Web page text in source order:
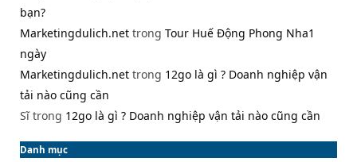
bạn?
Marketingdulich.net trong Tour Huế Động Phong Nha1
ngày
Marketingdulich.net trong 12go là gì ? Doanh nghiệp vận
tải nào cũng cần
Sĩtrong 12go là gì ? Doanh nghiệp vận tải nào cũng cần
Danh mục